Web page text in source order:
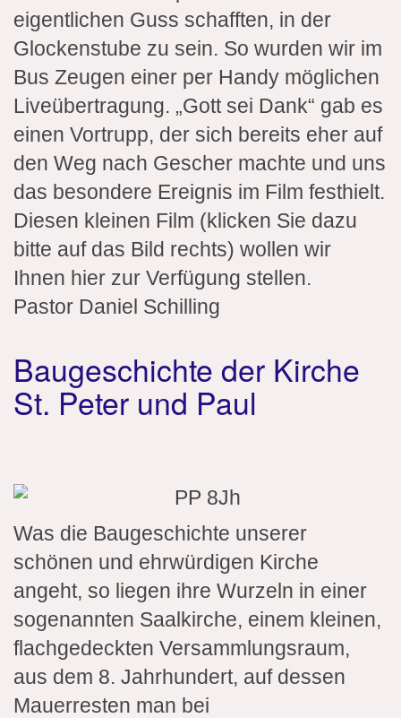
eigentlichen Guss schafften, in der
Glockenstube zu sein. So wurden wir im
Bus Zeugen einer per Handy möglichen
Liveübertragung. „Gott sei Dank“ gab es
einen Vortrupp, der sich bereits eher auf
den Weg nach Gescher machte und uns
das besondere Ereignis im Film festhielt.
Diesen kleinen Film (klicken Sie dazu
bitte auf das Bild rechts) wollen wir
Ihnen hier zur Verfügung stellen.
Pastor Daniel Schilling
Baugeschichte der Kirche
St. Peter und Paul
Was die Baugeschichte unserer
schönen und ehrwürdigen Kirche
angeht, so liegen ihre Wurzeln in einer
sogenannten Saalkirche, einem kleinen,
flachgedeckten Versammlungsraum,
aus dem 8. Jahrhundert, auf dessen
Mauerresten man bei